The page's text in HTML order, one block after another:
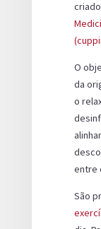
O
da
o
entre
São